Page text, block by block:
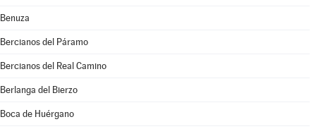
Benuza
Bercianos del Páramo
Bercianos del Real Camino
Berlanga del Bierzo
Boca de Huérgano